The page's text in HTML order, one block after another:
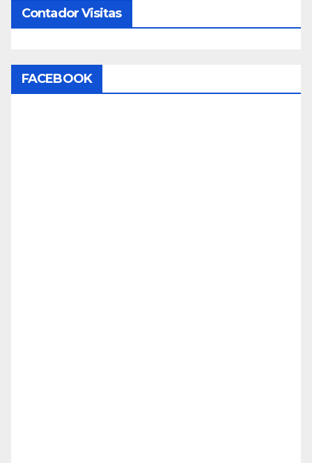
Contador Visitas
FACEBOOK